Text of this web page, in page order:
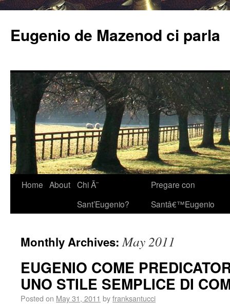
Eugenio de Mazenod ci parla
Home About Chi Ã¨
Sant’Eugenio?
Pregare con
Santâ€™Eugenio
Monthly Archives:May 2011
EUGENIO COME
UNO STILE SEMPLICE DI
Posted on May 31, 2011 byfranksantucci